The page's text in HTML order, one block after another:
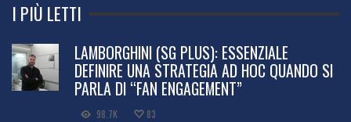
I PIÙ LETTI
LAMBORGHINI (SG PLUS): ESSENZIALE
DEFINIRE UNA STRATEGIA AD HOC QUANDO SI
PARLA DI “FAN ENGAGEMENT”
98.7K 83